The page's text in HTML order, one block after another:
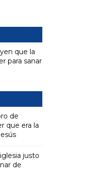
que la
para sanar
de
que era la
justo
de